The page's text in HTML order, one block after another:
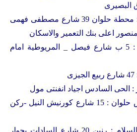
البصيرى
رنين فرع حلوان : محطة حلوان 39 شارع مصطفى فهمى
اعلى بنك التعمير والاسكان
رنين فرع فيصل : 5 ب شارع فيصل _ المريوطية امام
رنين فرع كورنيش حلوان : 15 شارع كورنيش النيل -ركن
رنين فرع مدينة السلام : رنين 20 شارع السادات بجوار